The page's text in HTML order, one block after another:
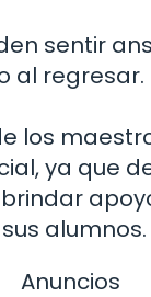
sentir
al regresar.
los
ya que
alumnos.
Anuncios